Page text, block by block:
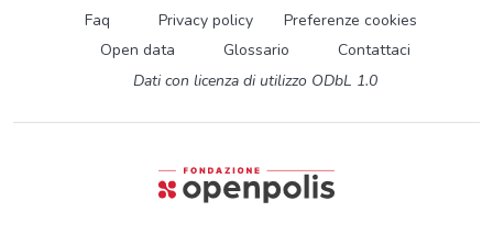
Faq Privacy policy
Preferenze cookies
Open data
Glossario
Contattaci
Dati con licenza di utilizzo ODbL 1.0